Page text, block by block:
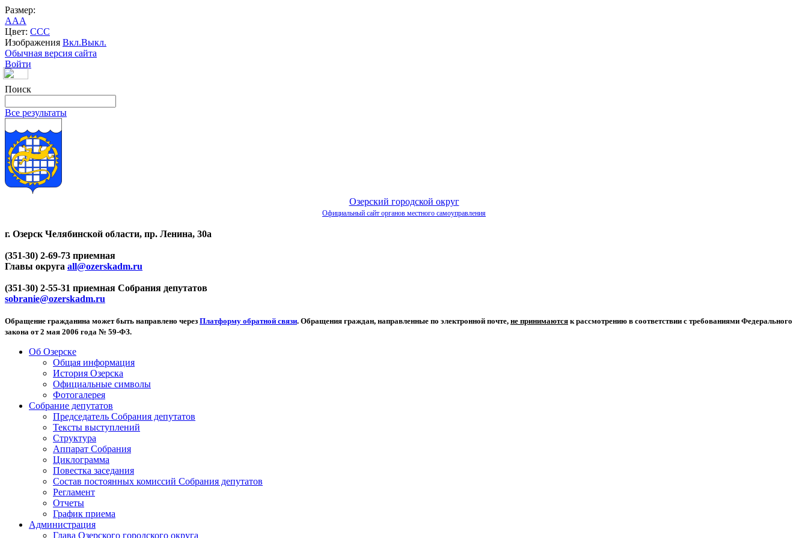
Размер:
AAA
Цвет: CCC
Изображения Вкл.Выкл.
Обычная версия сайта
Войти
Поиск
Все результаты
Озерский городской округ
Официальный сайт органов местного самоуправления
г. Озерск Челябинской области, пр. Ленина, 30а
(351-30) 2-69-73 приемная
Главы округа all@ozerskadm.ru
(351-30) 2-55-31 приемная Собрания депутатов
sobranie@ozerskadm.ru
Обращение гражданина может быть направлено через Платформу обратной связи. Обращения граждан, направленные по электронной почте, не принимаются к рассмотрению в соответствии с требованиями Федерального
закона от 2 мая 2006 года № 59-ФЗ.
Об Озерске
Общая информация
История Озерска
Официальные символы
Фотогалерея
Собрание депутатов
Председатель Собрания депутатов
Тексты выступлений
Структура
Аппарат Собрания
Циклограмма
Повестка заседания
Состав постоянных комиссий Собрания депутатов
Регламент
Отчеты
График приема
Администрация
Глава Озерского городского округа